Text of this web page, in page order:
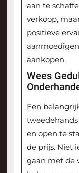
aan te
verkoop,
positieve
aankopen.
Wees
Een
en open te
de prijs. Niet
gaan met de